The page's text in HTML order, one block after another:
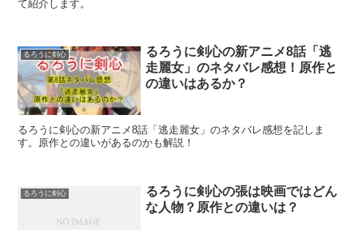
て紹介します。
るろうに剣心
るろうに剣心の新アニメ8話「逃
走麗女」のネタバレ感想！原作と
の違いはあるか？
るろうに剣心の新アニメ8話「逃走麗女」のネタバレ感想を記しま
す。原作との違いがあるのかも解説！
るろうに剣心
るろうに剣心の張は映画ではどん
な人物？原作との違いは？